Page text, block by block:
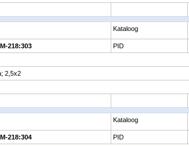
Kataloog
218:303 PID
2,5x2
Kataloog
218:304 PID